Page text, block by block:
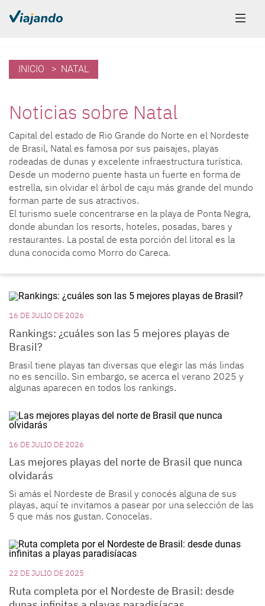
INICIO > NATAL
Noticias sobre Natal
Capital del estado de Rio Grande do Norte en el Nordeste
de Brasil, Natal es famosa por sus paisajes, playas
rodeadas de dunas y excelente infraestructura turística.
Desde un moderno puente hasta un fuerte en forma de
estrella, sin olvidar el árbol de caju más grande del mundo
forman parte de sus atractivos.
El turismo suele concentrarse en la playa de Ponta Negra,
donde abundan los resorts, hoteles, posadas, bares y
restaurantes. La postal de esta porción del litoral es la
duna conocida como Morro do Careca.
16 DE JULIO DE 2026
Rankings: ¿cuáles son las 5 mejores playas de
Brasil?
Brasil tiene playas tan diversas que elegir las más lindas
no es sencillo. Sin embargo, se acerca el verano 2025 y
algunas aparecen en todos los rankings.
16 DE JULIO DE 2026
Las mejores playas del norte de Brasil que nunca
olvidarás
Si amás el Nordeste de Brasil y conocés alguna de sus
playas, aquí te invitamos a pasear por una selección de las
5 que más nos gustan. Conocelas.
22 DE JULIO DE 2025
Ruta completa por el Nordeste de Brasil: desde